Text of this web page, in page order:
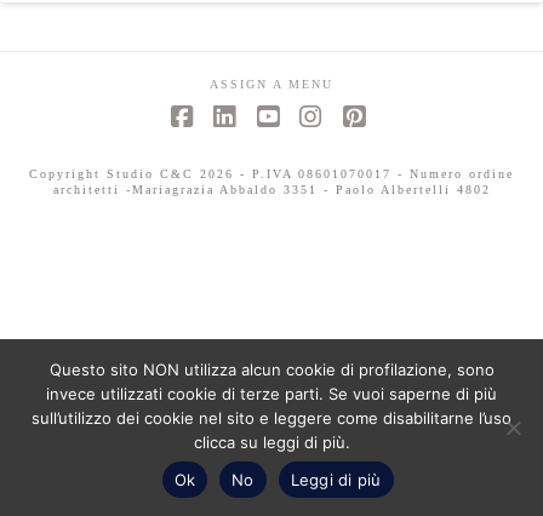
ASSIGN A MENU
Copyright Studio C&C 2026 - P.IVA 08601070017 - Numero ordine
architetti -Mariagrazia Abbaldo 3351 - Paolo Albertelli 4802
Questo sito NON utilizza alcun cookie di profilazione, sono
invece utilizzati cookie di terze parti. Se vuoi saperne di più
sull’utilizzo dei cookie nel sito e leggere come disabilitarne l’uso
clicca su leggi di più.
Ok
No Leggi di più